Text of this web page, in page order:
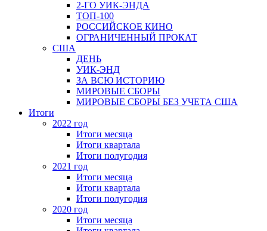
2-ГО УИК-ЭНДА
ТОП-100
РОССИЙСКОЕ КИНО
ОГРАНИЧЕННЫЙ ПРОКАТ
США
ДЕНЬ
УИК-ЭНД
ЗА ВСЮ ИСТОРИЮ
МИРОВЫЕ СБОРЫ
МИРОВЫЕ СБОРЫ БЕЗ УЧЕТА США
Итоги
2022 год
Итоги месяца
Итоги квартала
Итоги полугодия
2021 год
Итоги месяца
Итоги квартала
Итоги полугодия
2020 год
Итоги месяца